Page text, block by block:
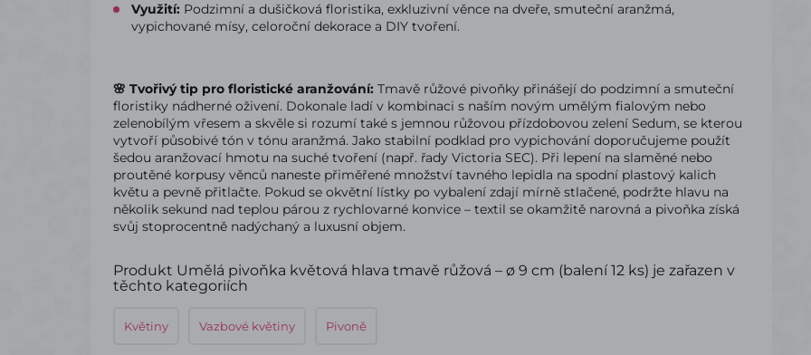
Využití: Podzimní a dušičková floristika, exkluzivní věnce na dveře, smuteční aranžmá,
vypichované mísy, celoroční dekorace a DIY tvoření.
🌸 Tvořivý tip pro floristické aranžování: Tmavě růžové pivoňky přinášejí do podzimní a smuteční
floristiky nádherné oživení. Dokonale ladí v kombinaci s naším novým umělým fialovým nebo
zelenobílým vřesem a skvěle si rozumí také s jemnou růžovou přízdobovou zelení Sedum, se kterou
vytvoří působivé tón v tónu aranžmá. Jako stabilní podklad pro vypichování doporučujeme použít
šedou aranžovací hmotu na suché tvoření (např. řady Victoria SEC). Při lepení na slaměné nebo
proutěné korpusy věnců naneste přiměřené množství tavného lepidla na spodní plastový kalich
květu a pevně přitlačte. Pokud se okvětní lístky po vybalení zdají mírně stlačené, podržte hlavu na
několik sekund nad teplou párou z rychlovarné konvice – textil se okamžitě narovná a pivoňka získá
svůj stoprocentně nadýchaný a luxusní objem.
Produkt Umělá pivoňka květová hlava tmavě růžová – ø 9 cm (balení 12 ks) je zařazen v
těchto kategoriích
Květiny Vazbové květiny Pivoně